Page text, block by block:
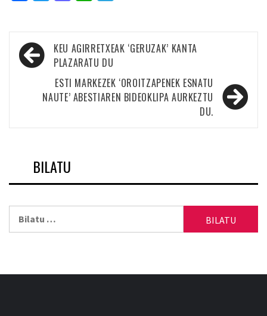
Bidalketetan
zehar
nabigatu
KEU AGIRRETXEAK ‘GERUZAK’ KANTA
PLAZARATU DU
ESTI MARKEZEK ‘OROITZAPENEK ESNATU
NAUTE’ ABESTIAREN BIDEOKLIPA AURKEZTU
DU.
BILATU